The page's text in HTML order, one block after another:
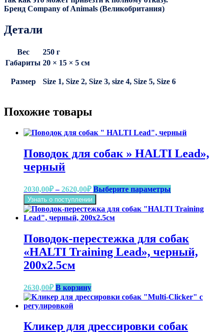
Бренд Company of Animals (Великобритания)
Детали
Вес
250 г
Габариты 20 × 15 × 5 см
Размер Size 1, Size 2, Size 3, size 4, Size 5, Size 6
Похожие товары
Поводок для собак » HALTI Lead»,
черный
2030,00₽ – 2620,00₽Диапазон
цен:
2030,00₽
–
Выберите параметрыЭтот
товар
имеет
несколько
можно
выбрать
на
Узнать о поступлении
Поводок-перестежка для собак
«HALTI Training Lead», черный,
200х2.5см
2630,00₽ В корзину
Кликер для дрессировки собак